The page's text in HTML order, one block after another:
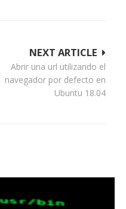
NEXT ARTICLE
Abrir una url utilizando el
navegador por defecto en
Ubuntu 18.04